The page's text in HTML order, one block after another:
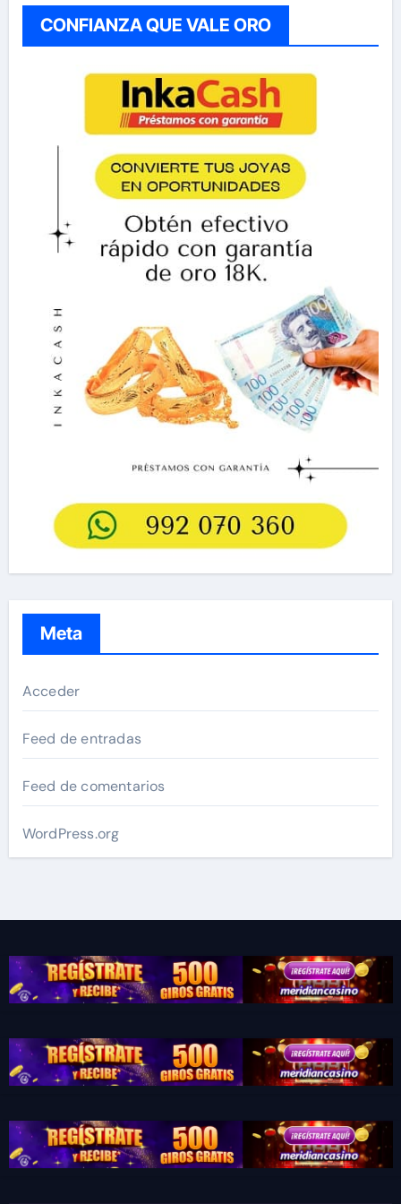
CONFIANZA QUE VALE ORO
Meta
Acceder
Feed de entradas
Feed de comentarios
WordPress.org